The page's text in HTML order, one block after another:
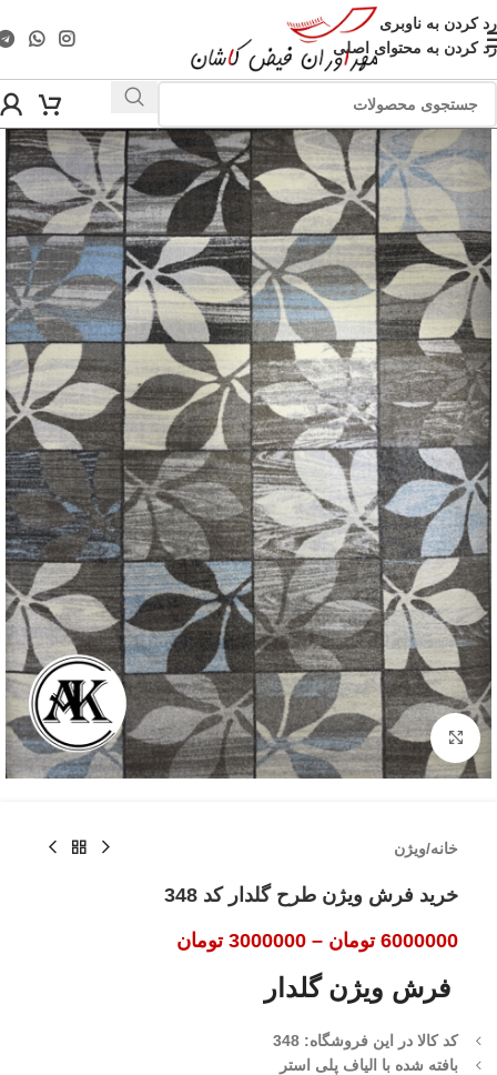
رد کردن به ناوبری
رد کردن به محتوای اصلی
بزرگنمایی تصویر
خانه/ویژن
خرید فرش ویژن طرح گلدار کد 348
6000000 تومان –
3000000 تومان
فرش ویژن گلدار
کد کالا در این فروشگاه: 348
بافته شده با الیاف پلی استر